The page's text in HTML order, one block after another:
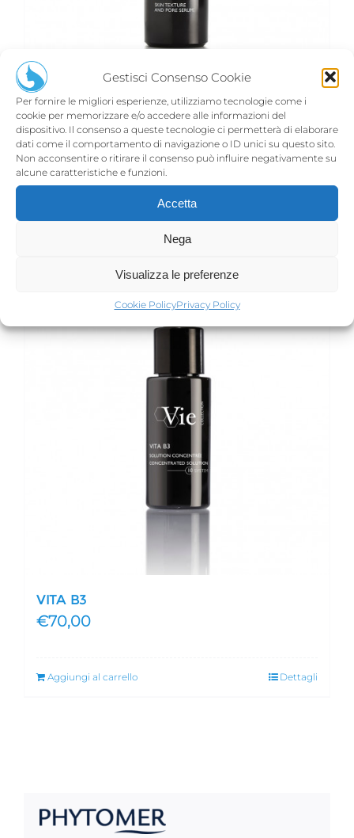
Gestisci Consenso Cookie
Per fornire le migliori esperienze, utilizziamo tecnologie come i
cookie per memorizzare e/o accedere alle informazioni del
dispositivo. Il consenso a queste tecnologie ci permetterà di elaborare
dati come il comportamento di navigazione o ID unici su questo sito.
Non acconsentire o ritirare il consenso può influire negativamente su
alcune caratteristiche e funzioni.
Accetta
Nega
Visualizza le preferenze
Cookie PolicyPrivacy Policy
RE-DERMIST
€91,00
VITA B3
€70,00
Aggiungi al carrello Dettagli